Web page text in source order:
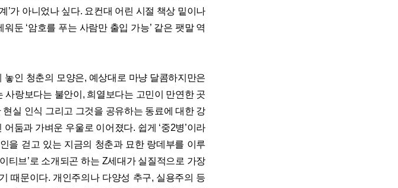
’가 아니었나 싶다. 요컨대 어린 시절 책상 밑이나
둔 ‘암호를 푸는 사람만 출입 가능’ 같은 팻말 역
인 청춘의 모양은, 예상대로 마냥 달콤하지만은
사랑보다는 불안이, 희열보다는 고민이 만연한 곳
현실 인식 그리고 그것을 공유하는 동료에 대한 강
둠과 가벼운 우울로 이어졌다. 쉽게 ‘중2병’이라
을 걷고 있는 지금의 청춘과 묘한 랑데부를 이루
티브’로 소개되곤 하는 Z세대가 실질적으로 가장
때문이다. 개인주의나 다양성 추구, 실용주의 등